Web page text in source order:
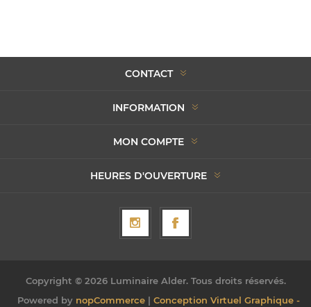
CONTACT
INFORMATION
MON COMPTE
HEURES D'OUVERTURE
Copyright © 2026 Luminaire Alder. Tous droits réservés.
Powered by nopCommerce| Conception Virtuel Graphique -